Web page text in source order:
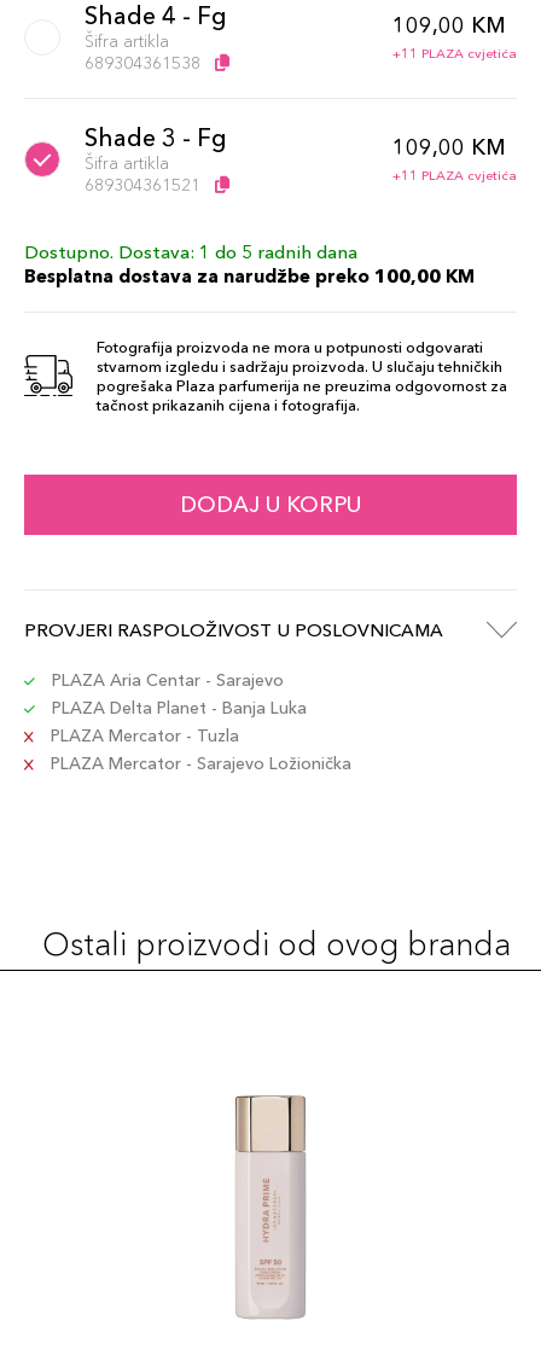
Shade 4 - Fg
Šifra artikla
689304361538
109,00 KM
+11 PLAZA cvjetića
Shade 3 - Fg
Šifra artikla
689304361521
109,00 KM
+11 PLAZA cvjetića
Dostupno. Dostava: 1 do 5 radnih dana
Besplatna dostava za narudžbe preko 100,00 KM
Fotografija proizvoda ne mora u potpunosti odgovarati
stvarnom izgledu i sadržaju proizvoda. U slučaju tehničkih
pogrešaka Plaza parfumerija ne preuzima odgovornost za
tačnost prikazanih cijena i fotografija.
DODAJ U KORPU
PROVJERI RASPOLOŽIVOST U POSLOVNICAMA
PLAZA Aria Centar - Sarajevo
PLAZA Delta Planet - Banja Luka
PLAZA Mercator - Tuzla
PLAZA Mercator - Sarajevo Ložionička
Ostali proizvodi od ovog branda